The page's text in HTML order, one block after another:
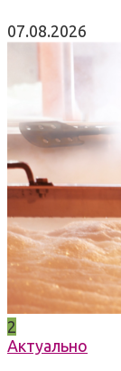
07.08.2026
2
Актуально